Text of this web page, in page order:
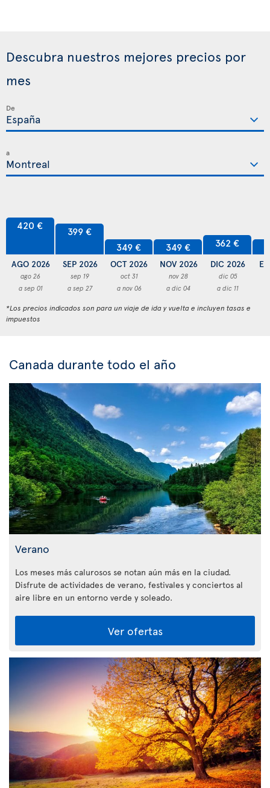
Descubra nuestros mejores precios por
mes
De
a
420 €
AGO 2026
ago 26
a sep 01
399 €
SEP 2026
sep 19
a sep 27
349 €
OCT 2026
oct 31
a nov 06
349 €
NOV 2026
nov 28
a dic 04
362 €
DIC 2026
dic 05
a dic 11
*Los precios indicados son para un viaje de ida y vuelta e incluyen tasas e
impuestos
Canada durante todo el año
Verano
Los meses más calurosos se notan aún más en la ciudad.
Disfrute de actividades de verano, festivales y conciertos al
aire libre en un entorno verde y soleado.
Ver ofertas